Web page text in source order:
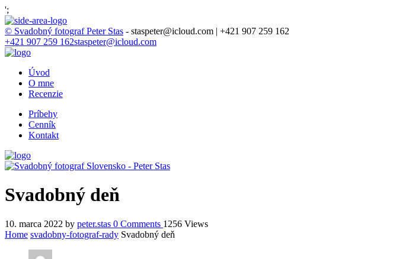
';
© Svadobný fotograf Peter Stas - staspeter@icloud.com | +421 907 259 162
+421 907 259 162staspeter@icloud.com
Úvod
O mne
Recenzie
Príbehy
Cenník
Kontakt
Svadobný deň
10. marca 2022 by peter.stas 0 Comments 1256 Views
Home svadobny-fotograf-rady Svadobný deň